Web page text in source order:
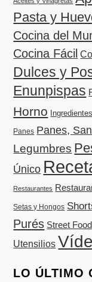
Pasta y
Cocina del
Cocina Fácil
Dulces y
Enunpispas
Horno Ingredientes
Panes Panes,
Legumbres
Único
Restaurantes
Setas y Hongos
Purés Street Food
Utensilios
LO ÚLTIMO